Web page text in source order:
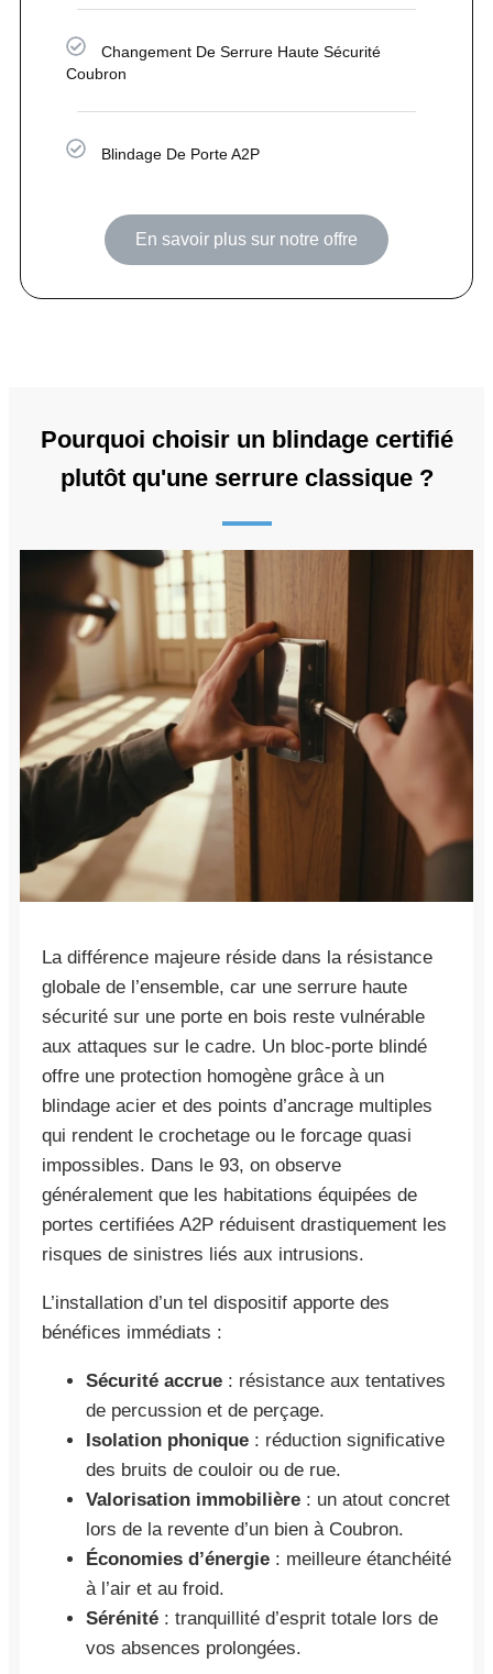
Changement De Serrure Haute Sécurité
Coubron
Blindage De Porte A2P
En savoir plus sur notre offre
Pourquoi choisir un blindage certifié
plutôt qu'une serrure classique ?
La différence majeure réside dans la résistance
globale de l’ensemble, car une serrure haute
sécurité sur une porte en bois reste vulnérable
aux attaques sur le cadre. Un bloc-porte blindé
offre une protection homogène grâce à un
blindage acier et des points d’ancrage multiples
qui rendent le crochetage ou le forcage quasi
impossibles. Dans le 93, on observe
généralement que les habitations équipées de
portes certifiées A2P réduisent drastiquement les
risques de sinistres liés aux intrusions.
L’installation d’un tel dispositif apporte des
bénéfices immédiats :
Sécurité accrue : résistance aux tentatives
de percussion et de perçage.
Isolation phonique : réduction significative
des bruits de couloir ou de rue.
Valorisation immobilière : un atout concret
lors de la revente d’un bien à Coubron.
Économies d’énergie : meilleure étanchéité
à l’air et au froid.
Sérénité : tranquillité d’esprit totale lors de
vos absences prolongées.